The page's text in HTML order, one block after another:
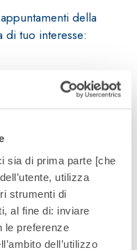
sia di prima parte [che
utilizza
strumenti di
al fine di: inviare
le preferenze
dell’utilizzo
della
di tuo interesse: